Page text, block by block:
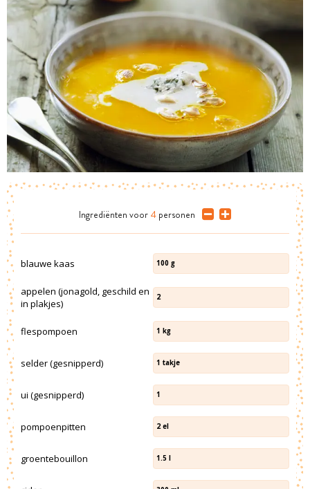
Ingrediënten voor 4 personen
blauwe kaas 100 g
appelen (jonagold, geschild en
in plakjes)
2
flespompoen 1 kg
selder (gesnipperd) 1 takje
ui (gesnipperd) 1
pompoenpitten 2 el
groentebouillon 1.5 l